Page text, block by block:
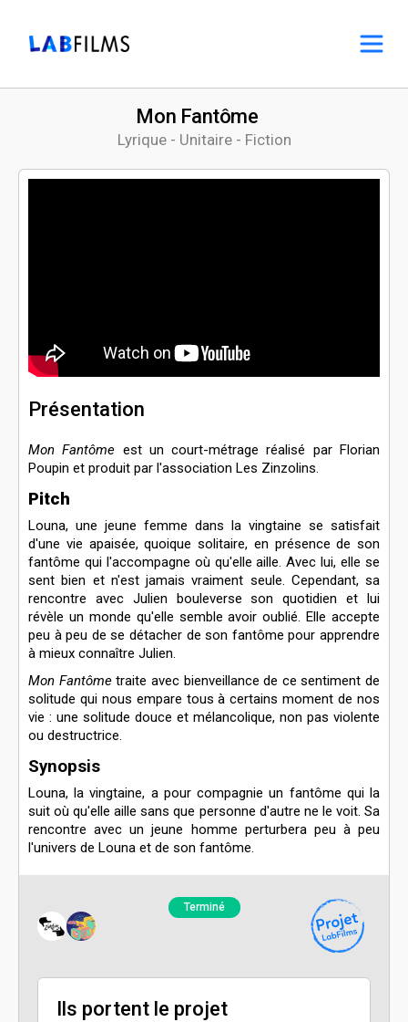
Lyrique - Unitaire - Fiction
Mon Fantôme
Présentation
Mon Fantôme est un court-métrage réalisé par Florian
Poupin et produit par l'association Les Zinzolins.
Pitch
Louna, une jeune femme dans la vingtaine se satisfait
d'une vie apaisée, quoique solitaire, en présence de son
fantôme qui l'accompagne où qu'elle aille. Avec lui, elle se
sent bien et n'est jamais vraiment seule. Cependant, sa
rencontre avec Julien bouleverse son quotidien et lui
révèle un monde qu'elle semble avoir oublié. Elle accepte
peu à peu de se détacher de son fantôme pour apprendre
à mieux connaître Julien.
Mon Fantômetraite avec bienveillance de ce sentiment de
solitude qui nous empare tous à certains moment de nos
vie : une solitude douce et mélancolique, non pas violente
ou destructrice.
Synopsis
Louna, la vingtaine, a pour compagnie un fantôme qui la
suit où qu'elle aille sans que personne d'autre ne le voit. Sa
rencontre avec un jeune homme perturbera peu à peu
l'univers de Louna et de son fantôme.
Terminé
Ils portent le projet